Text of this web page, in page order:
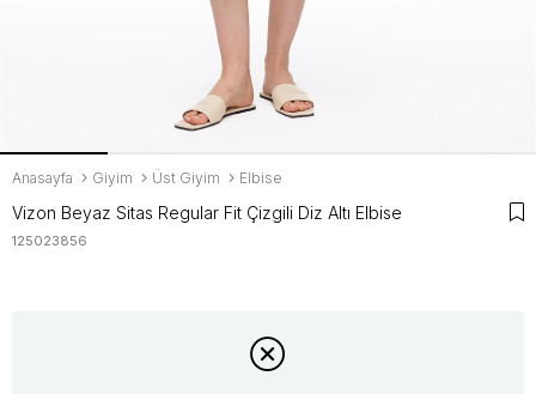
Anasayfa Giyim Üst Giyim Elbise
Vizon Beyaz Sitas Regular Fit Çizgili Diz Altı Elbise
125023856